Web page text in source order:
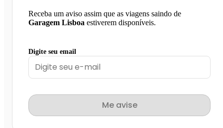
Receba um aviso assim que as viagens saindo de
Garagem Lisboa estiverem disponíveis.
Digite seu email
Me avise